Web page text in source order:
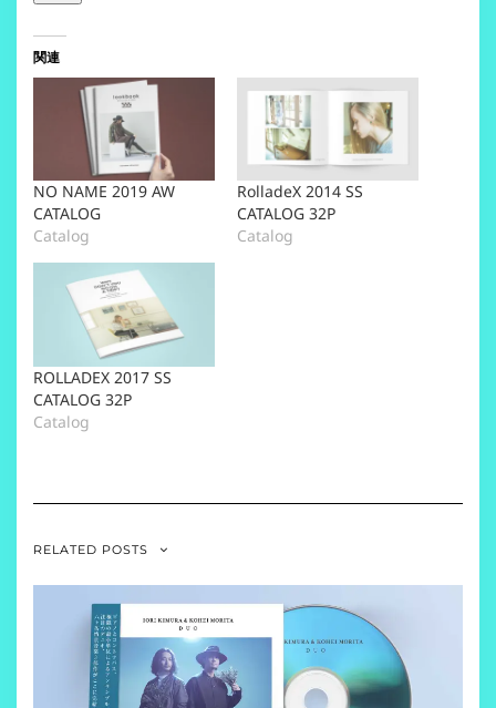
関連
NO NAME 2019 AW
CATALOG
Catalog
RolladeX 2014 SS
CATALOG 32P
Catalog
ROLLADEX 2017 SS
CATALOG 32P
Catalog
RELATED POSTS